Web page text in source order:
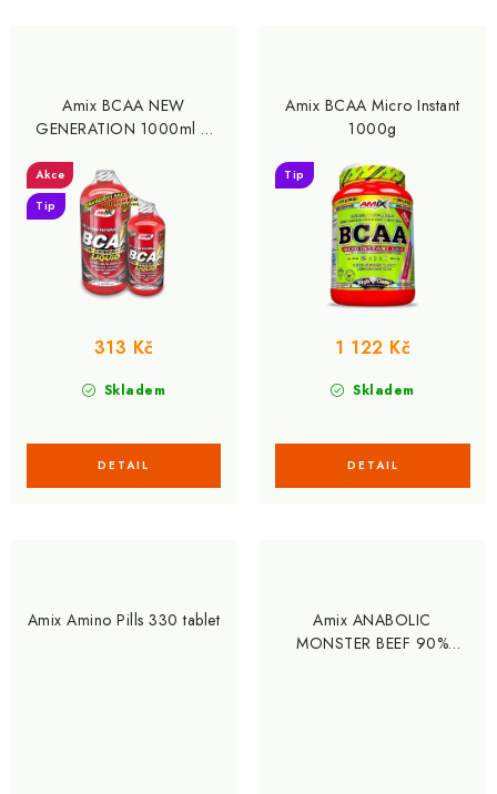
Amix BCAA NEW
GENERATION 1000ml +
Akce
Tip
Skladem
313 Kč
Amix BCAA Micro Instant
1000g
Tip
Skladem
1 122 Kč
Amix Amino Pills 330 tablet
Amix ANABOLIC
MONSTER BEEF 90%